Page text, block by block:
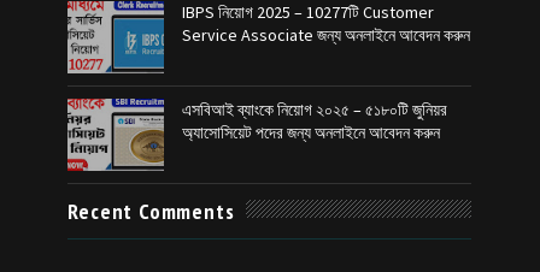
IBPS নিয়োগ 2025 – 10277টি Customer
Service Associate জন্য অনলাইনে আবেদন করুন
এসবিআই ব্যাংকে নিয়োগ ২০২৫ – ৫১৮০টি জুনিয়র
অ্যাসোসিয়েট পদের জন্য অনলাইনে আবেদন করুন
Recent Comments